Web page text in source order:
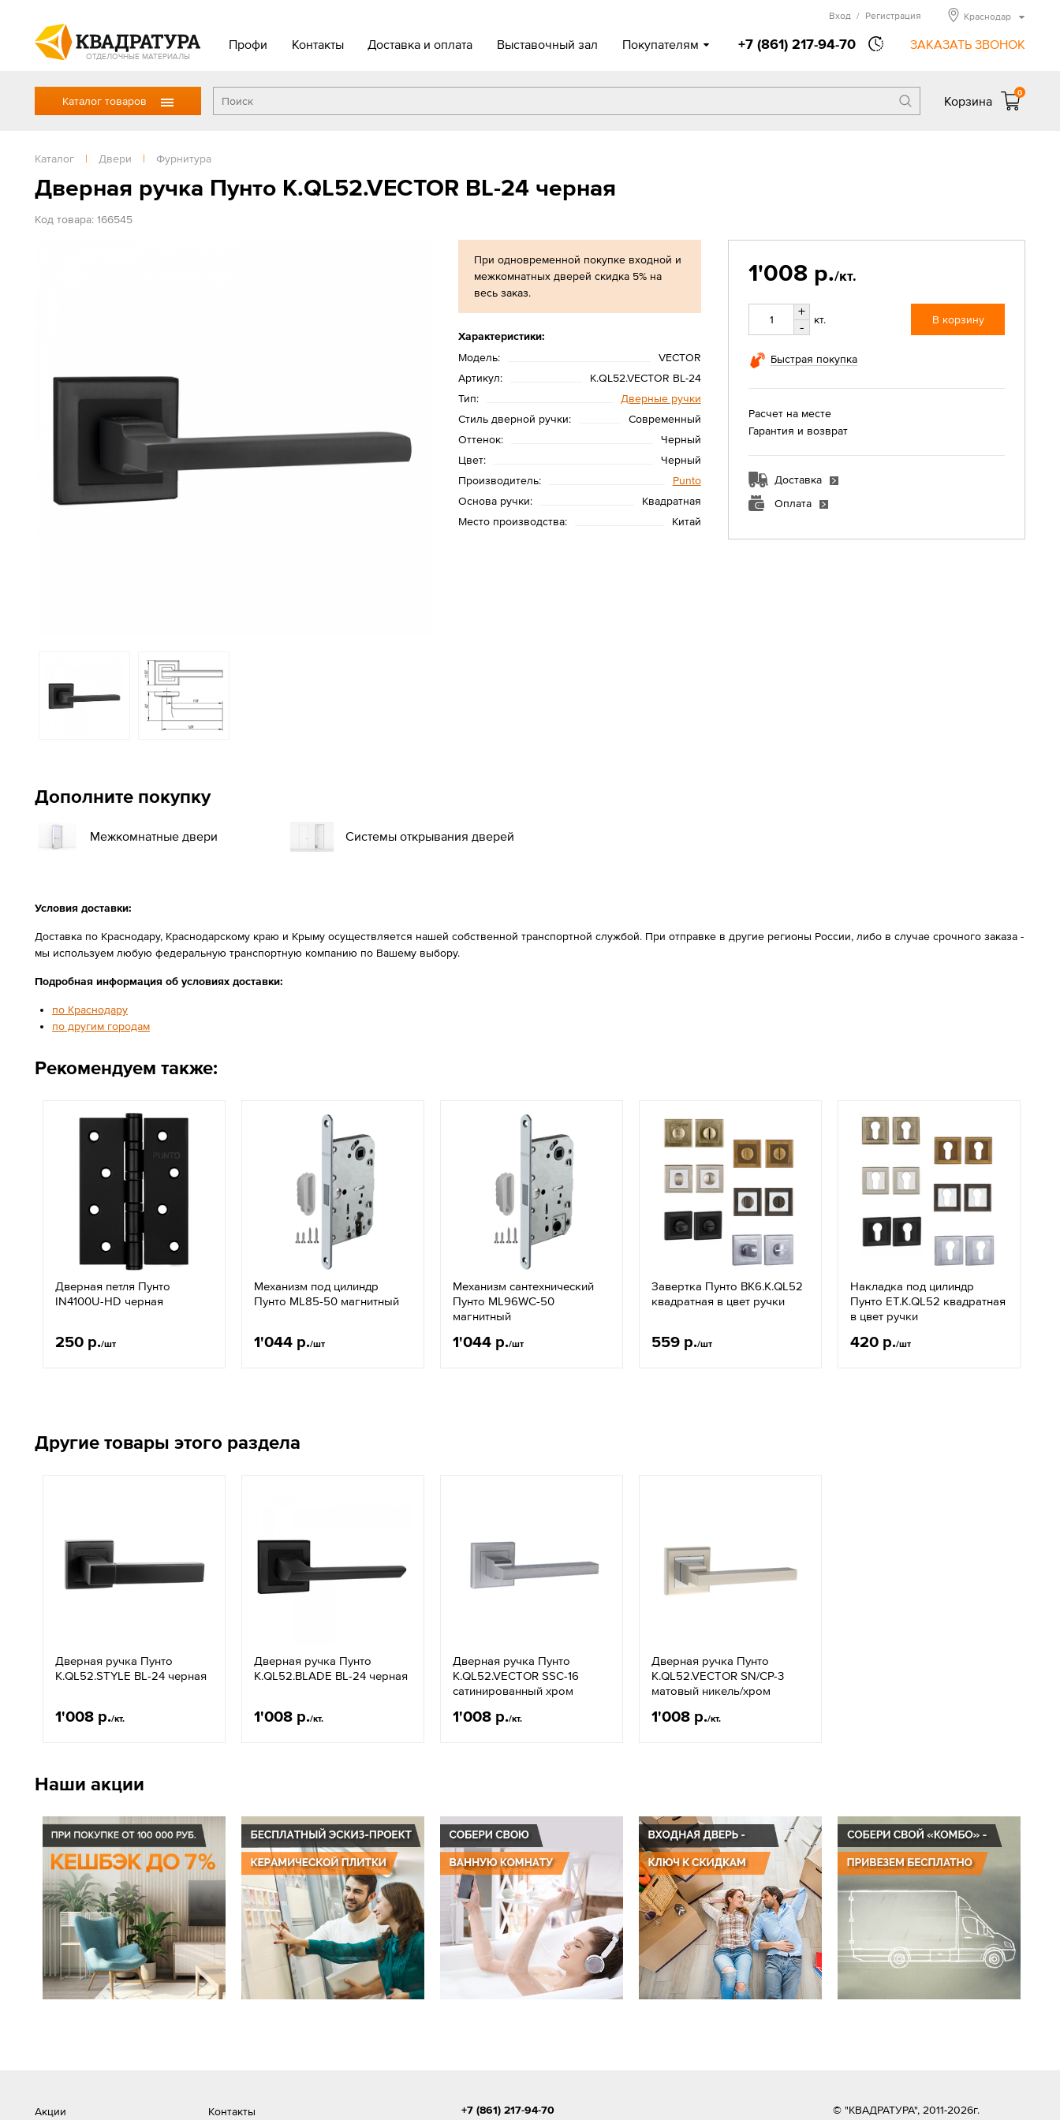
ОТДЕЛОЧНЫЕ МАТЕРИАЛЫ
Профи Контакты Доставка и оплата Выставочный зал Покупателям +7 (861) 217-94-70 ЗАКАЗАТЬ ЗВОНОК
Вход / Регистрация Краснодар
Каталог товаров Корзина
0
Каталог | Двери | Фурнитура
Дверная ручка Пунто K.QL52.VECTOR BL-24 черная
Код товара: 166545
При одновременной покупке входной и
межкомнатных дверей скидка 5% на
весь заказ.
Характеристики:
Модель:
VECTOR
Артикул:
K.QL52.VECTOR BL-24
Тип:
Дверные ручки
Стиль дверной ручки:
Современный
Оттенок:
Черный
Цвет:
Черный
Производитель:
Punto
Основа ручки:
Квадратная
Место производства:
Китай
1'008 р./кт.
+
-
кт. В корзину
Быстрая покупка
Расчет на месте
Гарантия и возврат
Доставка
Оплата
Дополните покупку
Межкомнатные двери Системы открывания дверей
Условия доставки:
Доставка по Краснодару, Краснодарскому краю и Крыму осуществляется нашей собственной транспортной службой. При отправке в другие регионы России, либо в случае срочного заказа -
мы используем любую федеральную транспортную компанию по Вашему выбору.
Подробная информация об условиях доставки:
по Краснодару
по другим городам
Рекомендуем также:
Дверная петля Пунто
IN4100U-HD черная
250 р./шт
Механизм под цилиндр
Пунто ML85-50 магнитный
1'044 р./шт
Механизм сантехнический
Пунто ML96WC-50
магнитный
1'044 р./шт
Завертка Пунто BK6.K.QL52
квадратная в цвет ручки
559 р./шт
Накладка под цилиндр
Пунто ET.K.QL52 квадратная
в цвет ручки
420 р./шт
Другие товары этого раздела
Дверная ручка Пунто
K.QL52.STYLE BL-24 черная
1'008 р./кт.
Дверная ручка Пунто
K.QL52.BLADE BL-24 черная
1'008 р./кт.
Дверная ручка Пунто
K.QL52.VECTOR SSC-16
сатинированный хром
1'008 р./кт.
Дверная ручка Пунто
K.QL52.VECTOR SN/CP-3
матовый никель/хром
1'008 р./кт.
Наши акции
Акции Контакты +7 (861) 217-94-70 © "КВАДРАТУРА", 2011-2026г.